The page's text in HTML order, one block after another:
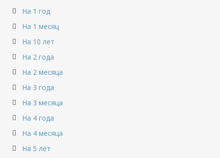
На 1 год
На 1 месяц
На 10 лет
На 2 года
На 2 месяца
На 3 года
На 3 месяца
На 4 года
На 4 месяца
На 5 лет